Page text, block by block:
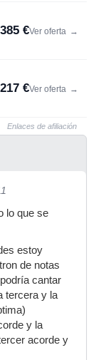
€Ver oferta →
217 €Ver oferta →
Enlaces de afiliación
lo que se
estoy
de notas
cantar
tercera y la
y la
acorde y